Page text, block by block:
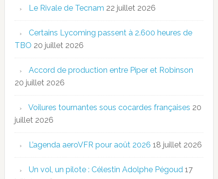
Le Rivale de Tecnam 22 juillet 2026
Certains Lycoming passent à 2.600 heures de
TBO 20 juillet 2026
Accord de production entre Piper et Robinson
20 juillet 2026
Voilures tournantes sous cocardes françaises 20
juillet 2026
L’agenda aeroVFR pour août 2026 18 juillet 2026
Un vol, un pilote : Célestin Adolphe Pégoud 17